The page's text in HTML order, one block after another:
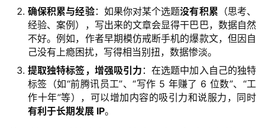
确保积累与经验：如果你对某个选题没有积累 （思考、
经验、案例），写出来的文章会显得干巴巴，数据自然
不好。例如，作者早期模仿戒断手机的爆款文，但因自
己没有上瘾困扰，写得相当别扭，数据惨淡。
提取独特标签，增强吸引力 ：在选题中加入自己的独特
标签（如“前腾讯员工”、“写作 5 年赚了 6 位数”、“工
作十年”等），可以增加内容的吸引力和说服力，同时
有利于长期发展 IP。